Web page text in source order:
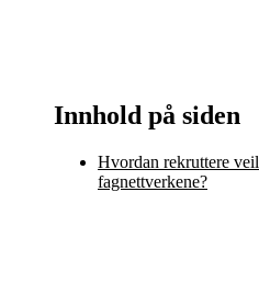
Innhold på siden
Hvordan rekruttere
fagnettverkene?